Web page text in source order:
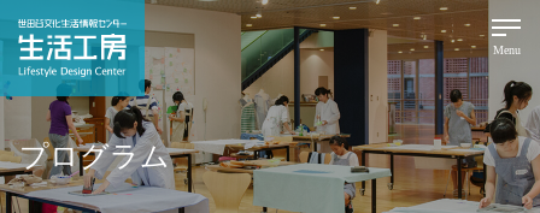
Menu
プログラム